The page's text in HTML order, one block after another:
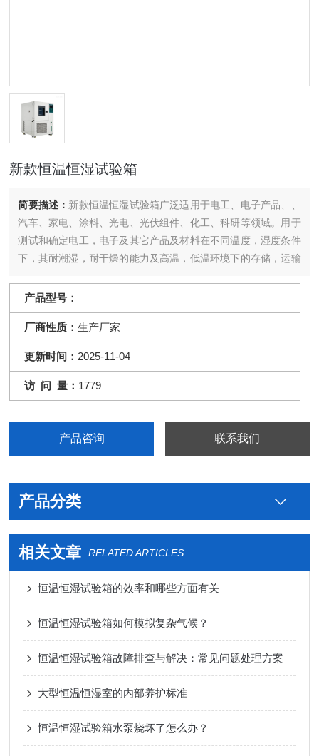
新款恒温恒湿试验箱
简要描述： 新款恒温恒湿试验箱广泛适用于电工、电子产品、、
汽车、家电、涂料、光电、光伏组件、化工、科研等领域。用于
测试和确定电工，电子及其它产品及材料在不同温度，湿度条件
下，其耐潮湿，耐干燥的能力及高温，低温环境下的存储，运输
产品型号：
厂商性质：生产厂家
更新时间： 2025-11-04
访 问 量： 1779
产品咨询 联系我们
产品分类
相关文章 RELATED ARTICLES
恒温恒湿试验箱的效率和哪些方面有关
恒温恒湿试验箱如何模拟复杂气候？
恒温恒湿试验箱故障排查与解决：常见问题处理方案
大型恒温恒湿室的内部养护标准
恒温恒湿试验箱水泵烧坏了怎么办？